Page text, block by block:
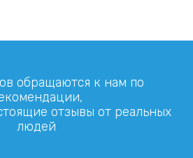
обращаются к нам по
отзывы от реальных
людей